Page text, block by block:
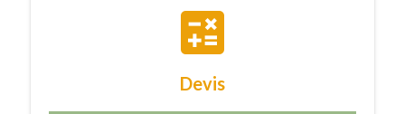
calculate
Devis